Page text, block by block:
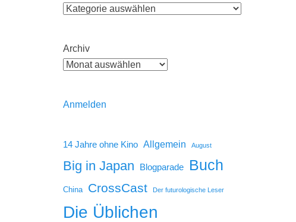
Archiv
Anmelden
14 Jahre ohne Kino Allgemein August
Big in Japan Blogparade Buch
China CrossCast Der futurologische Leser
Die Üblichen